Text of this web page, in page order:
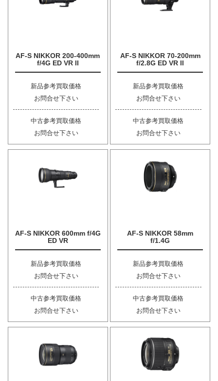
AF-S NIKKOR 200-400mm
f/4G ED VR II
新品参考買取価格
お問合せ下さい
中古参考買取価格
お問合せ下さい
AF-S NIKKOR 70-200mm
f/2.8G ED VR II
新品参考買取価格
お問合せ下さい
中古参考買取価格
お問合せ下さい
AF-S NIKKOR 600mm f/4G
ED VR
新品参考買取価格
お問合せ下さい
中古参考買取価格
お問合せ下さい
AF-S NIKKOR 58mm
f/1.4G
新品参考買取価格
お問合せ下さい
中古参考買取価格
お問合せ下さい